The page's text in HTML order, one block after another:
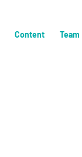
Content Team